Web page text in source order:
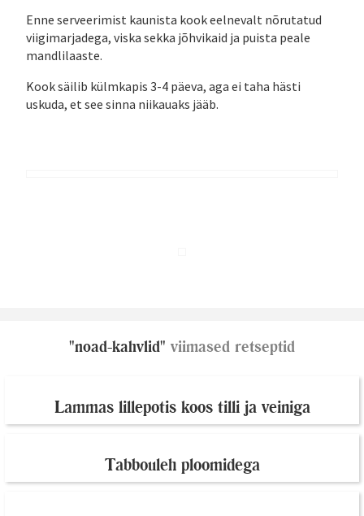
Enne serveerimist kaunista kook eelnevalt nõrutatud
viigimarjadega, viska sekka jõhvikaid ja puista peale
mandlilaaste.
Kook säilib külmkapis 3-4 päeva, aga ei taha hästi
uskuda, et see sinna niikauaks jääb.
"noad-kahvlid" viimased retseptid
Lammas lillepotis koos tilli ja veiniga
Tabbouleh ploomidega